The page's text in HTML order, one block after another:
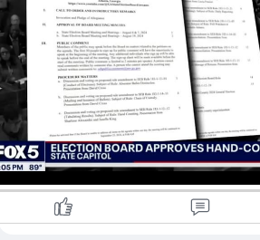
တ်အဖွဲ့က ထောက်ခံမဲ ၃ ၊ ကန့်ကွက်မဲ ၂
တာပါ။ ဒီနည်းလမ်းက သမ္မတရွေးကေ
ြည်နယ်မှာ မဲရလဒ် ထွက်ချိန်ကို ကြန့်က
င်တချို့က ကန့်ကွက်ထားကြပါတယ်။
ျော်ဂျီယာ ပြည်နယ် ရှေ့နေချုပ် ခရစ္စ ကာ
တွေကို တရားဝင်ရေတွက်မှု မလုပ်ခင် ဒေ
က်နဲ့ မဲရေတွက်ခွင့် မပေးထားတဲ့အတွ
တည်ပြုလိုက်တဲ့ လုပ်ထုံး လုပ်နည်းဟာ
တိပေးထားပါတယ်။ ဒါ့အပြင် အခုလို မဲ
ပြောင်းအလဲလုပ်ဖို့က ရွေးကောက်ပွဲကာ
ယ်လို့လည်း ထောက်ပြဝေဖန်ထား ပါတ